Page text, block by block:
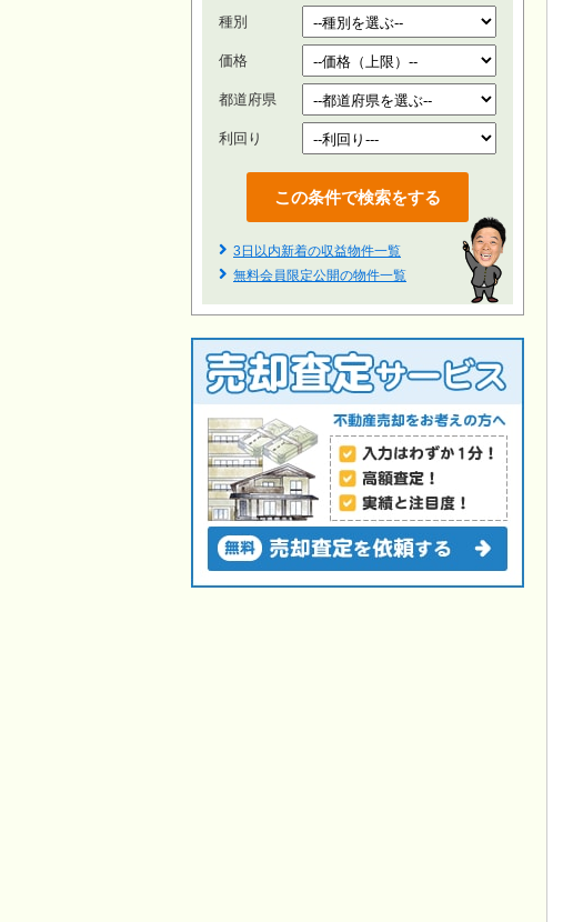
種別
価格
都道府県
利回り
3日以内新着の収益物件一覧
無料会員限定公開の物件一覧